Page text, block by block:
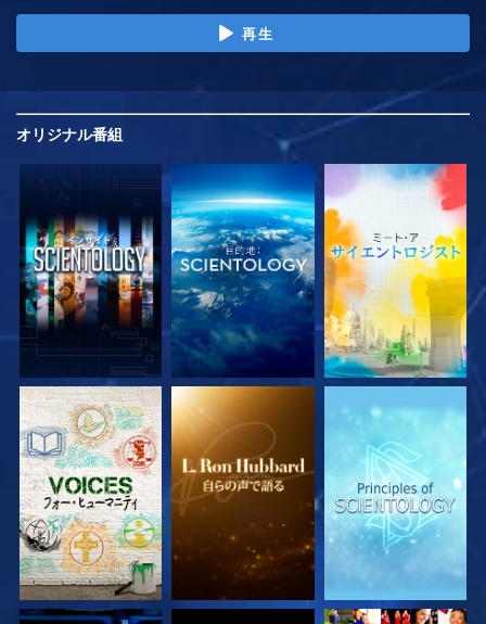
再生
オリジナル番組
シリーズを探求 シリーズを探求 シリーズを探求